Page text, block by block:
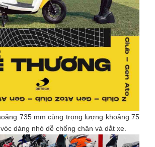
735 mm cùng trọng lượng khoảng 75
dáng nhỏ dễ chống chân và dắt xe.